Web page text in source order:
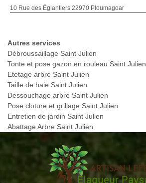
10 Rue des Églantiers 22970 Ploumagoar
Autres services
Débroussaillage Saint Julien
Tonte et pose gazon en rouleau Saint Julien
Etetage arbre Saint Julien
Taille de haie Saint Julien
Dessouchage arbre Saint Julien
Pose cloture et grillage Saint Julien
Entretien de jardin Saint Julien
Abattage Arbre Saint Julien